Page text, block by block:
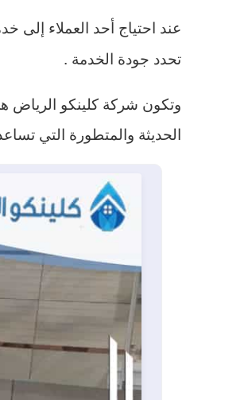
عند احتياج أحد العملاء إلى
تحدد جودة الخدمة .
وتكون شركة كلينكو الرياض
الحديثة والمتطورة التي